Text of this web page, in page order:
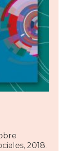
2018.